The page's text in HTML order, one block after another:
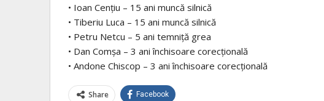
• Ioan Cenţiu – 15 ani muncă silnică
• Tiberiu Luca – 15 ani muncă silnică
• Petru Netcu – 5 ani temniţă grea
• Dan Comşa – 3 ani închisoare corecţională
• Andone Chiscop – 3 ani închisoare corecţională
Share Facebook